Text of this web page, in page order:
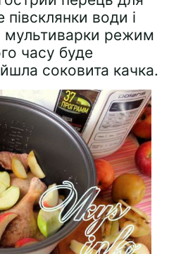
півсклянки води і
мультиварки режим
часу буде
соковита качка.